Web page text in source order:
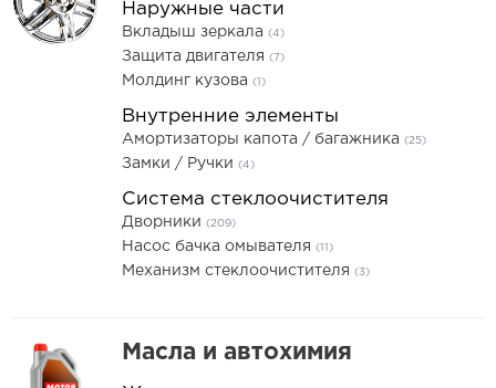
Наружные части
Вкладыш зеркала (4)
Защита двигателя (7)
Молдинг кузова (1)
Внутренние элементы
Амортизаторы капота / багажника (25)
Замки / Ручки (4)
Система стеклоочистителя
Дворники (209)
Насос бачка омывателя (11)
Механизм стеклоочистителя (3)
Масла и автохимия